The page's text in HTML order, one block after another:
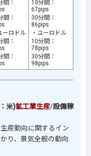
間：
間：
ーロドル
間：
間：
10分間：
67pips
30分間：
86pips
・ユーロドル
10分間：
78pips
30分間：
98pips
米)鉱工業生産/設備稼
産動向に関するイン
り、景気全般の動向